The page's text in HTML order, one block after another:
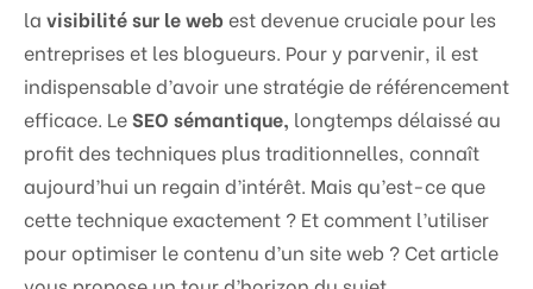
la visibilité sur le webest devenue cruciale pour les
entreprises et les blogueurs. Pour y parvenir, il est
indispensable d’avoir une stratégie de référencement
efficace. LeSEO sémantique, longtemps délaissé au
profit des techniques plus traditionnelles, connaît
aujourd’hui un regain d’intérêt. Mais qu’est-ce que
cette technique exactement ? Et comment l’utiliser
pour optimiser le contenu d’un site web ? Cet article